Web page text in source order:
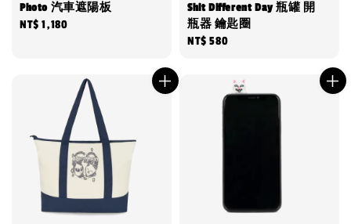
Photo 汽車遮陽板
Regular
NT$ 1,180
Shit Different Day 瓶罐 開
瓶器 鑰匙圈
Regular
NT$ 580